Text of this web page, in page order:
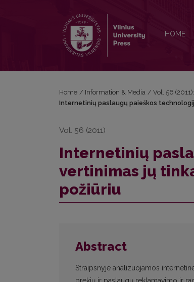
HOME
Home / Information & Media / Vol. 56
Internetinių paslaugų paieškos
Vol. 56 (2011)
Internetinių
vertinimas jų
požiūriu
Abstract
Straipsnyje analizuojamos